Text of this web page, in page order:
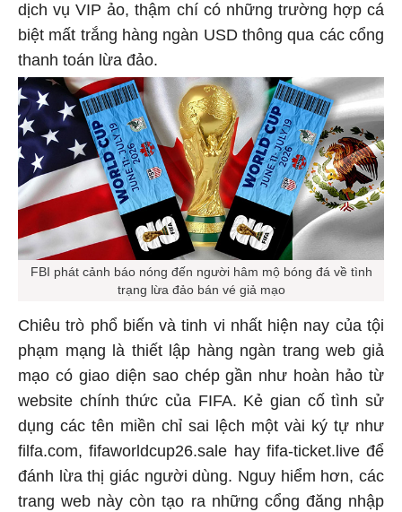
dịch vụ VIP ảo, thậm chí có những trường hợp cá
biệt mất trắng hàng ngàn USD thông qua các cổng
thanh toán lừa đảo.
FBI phát cảnh báo nóng đến người hâm mộ bóng đá về tình
trạng lừa đảo bán vé giả mạo
Chiêu trò phổ biến và tinh vi nhất hiện nay của tội
phạm mạng là thiết lập hàng ngàn trang web giả
mạo có giao diện sao chép gần như hoàn hảo từ
website chính thức của FIFA. Kẻ gian cố tình sử
dụng các tên miền chỉ sai lệch một vài ký tự như
filfa.com, fifaworldcup26.sale hay fifa-ticket.live để
đánh lừa thị giác người dùng. Nguy hiểm hơn, các
trang web này còn tạo ra những cổng đăng nhập